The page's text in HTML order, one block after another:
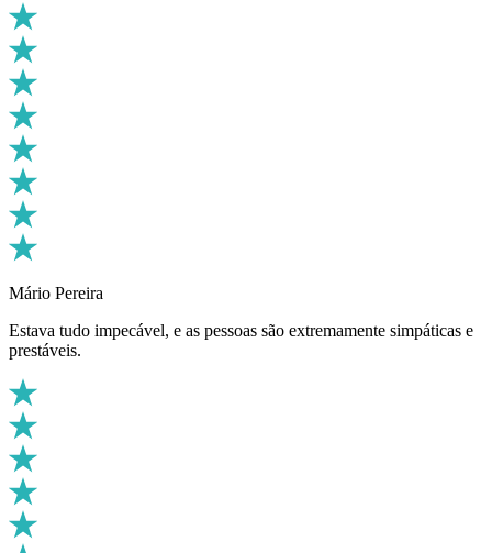
Mário Pereira
Estava tudo impecável, e as pessoas são extremamente simpáticas e
prestáveis.